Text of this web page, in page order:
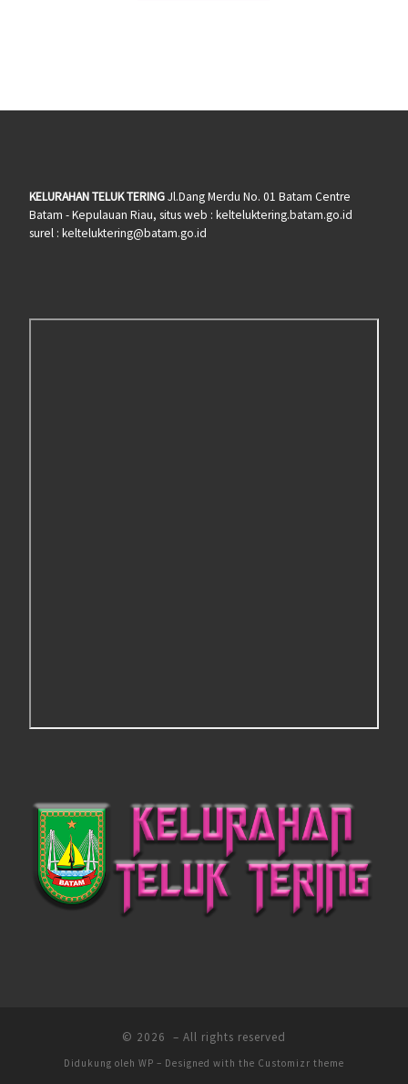
KELURAHAN TELUK TERINGJl.Dang Merdu No. 01 Batam Centre
Batam - Kepulauan Riau, situs web : kelteluktering.batam.go.id
surel : kelteluktering@batam.go.id
© 2026 – All rights reserved
Didukung oleh WP – Designed with the Customizr theme